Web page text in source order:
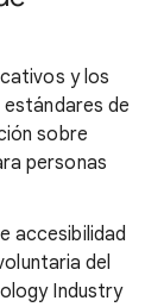
y los
estándares de
sobre
personas
accesibilidad
del
Industry